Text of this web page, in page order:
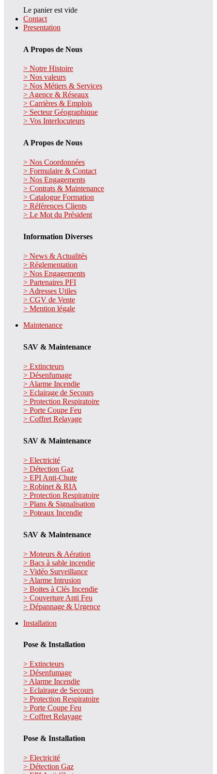
Le panier est vide
Contact
Presentation
A Propos de Nous
> Notre Histoire
> Nos valeurs
> Nos Métiers & Services
> Agence & Réseaux
> Carrières & Emplois
> Secteur Géographique
> Vos Interlocuteurs
A Propos de Nous
> Nos Coordonnées
> Formulaire & Contact
> Nos Engagements
> Contrats & Maintenance
> Catalogue Formation
> Références Clients
> Le Mot du Président
Information Diverses
> News & Actualités
> Réglementation
> Nos Engagements
> Partenaires PFI
> Adresses Utiles
> CGV de Vente
> Mention légale
Maintenance
SAV & Maintenance
> Extincteurs
> Désenfumage
> Alarme Incendie
> Eclairage de Secours
> Protection Respiratoire
> Porte Coupe Feu
> Coffret Relayage
SAV & Maintenance
> Electricité
> Détection Gaz
> EPI Anti-Chute
> Robinet & RIA
> Protection Respiratoire
> Plans & Signalisation
> Poteaux Incendie
SAV & Maintenance
> Moteurs & Aération
> Bacs à sable incendie
> Vidéo Surveillance
> Alarme Intrusion
> Boites à Clés Incendie
> Couverture Anti Feu
> Dépannage & Urgence
Installation
Pose & Installation
> Extincteurs
> Désenfumage
> Alarme Incendie
> Eclairage de Secours
> Protection Respiratoire
> Porte Coupe Feu
> Coffret Relayage
Pose & Installation
> Electricité
> Détection Gaz